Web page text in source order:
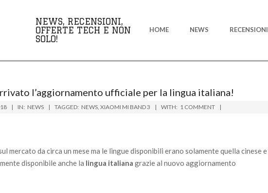
NEWS, RECENSIONI,
OFFERTE TECH E NON
SOLO!
Menu
HOME NEWS RECENSIONI
l’aggiornamento ufficiale per la lingua italiana!
IN: NEWS TAGGED: NEWS, XIAOMI MI BAND 3 WITH: 1 COMMENT
mercato da circa un mese ma le lingue disponibili erano solamente quella cinese e
disponibile anche la lingua italiana grazie al nuovo aggiornamento